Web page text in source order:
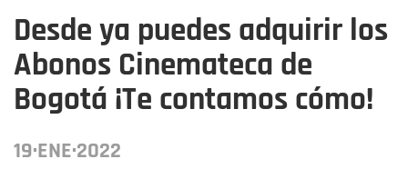
Desde ya puedes adquirir los
Abonos Cinemateca de
Bogotá ¡Te contamos cómo!
19·ENE·2022